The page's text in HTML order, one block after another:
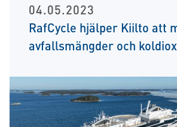
04.05.2023
RafCycle hjälper Kiilto att
avfallsmängder och